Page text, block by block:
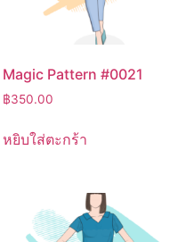
Magic Pattern #0021
฿350.00
หยิบใส่ตะกร้า